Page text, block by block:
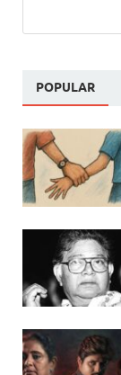
POPULAR